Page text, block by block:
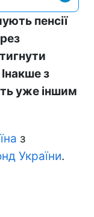
пенсії
з
уже іншим
з
України.